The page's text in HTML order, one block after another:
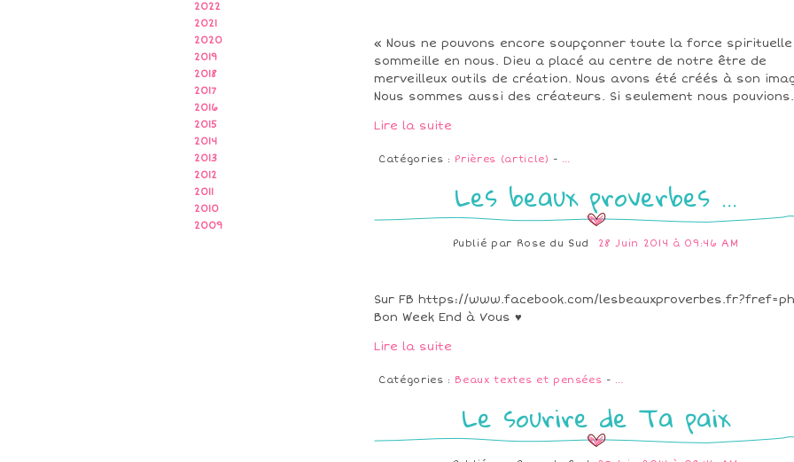
2022
2021
2020
2019
2018
2017
2016
2015
2014
2013
2012
2011
2010
2009
« Nous ne pouvons encore soupçonner toute la force spirituelle
sommeille en nous. Dieu a placé au centre de notre être de
merveilleux outils de création. Nous avons été créés à son
Nous sommes aussi des créateurs. Si seulement nous
Lire la suite
Catégories : Prières (article) - …
Les beaux proverbes ...
Publié par Rose du Sud 28 Juin 2014 à 09:46 AM
Sur FB https://www.facebook.com/
Bon Week End à Vous ♥
Lire la suite
Catégories : Beaux textes et pensées - …
Le sourire de Ta paix